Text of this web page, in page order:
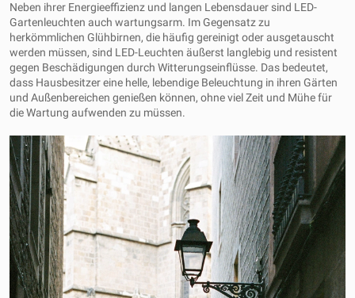
Neben ihrer Energieeffizienz und langen Lebensdauer sind LED-
Gartenleuchten auch wartungsarm. Im Gegensatz zu
herkömmlichen Glühbirnen, die häufig gereinigt oder ausgetauscht
werden müssen, sind LED-Leuchten äußerst langlebig und resistent
gegen Beschädigungen durch Witterungseinflüsse. Das bedeutet,
dass Hausbesitzer eine helle, lebendige Beleuchtung in ihren Gärten
und Außenbereichen genießen können, ohne viel Zeit und Mühe für
die Wartung aufwenden zu müssen.